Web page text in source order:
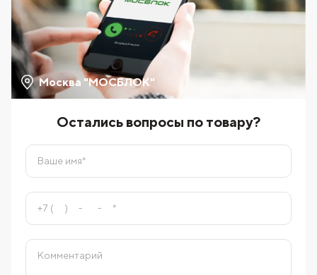
Москва "МОСБЛОК"
Остались вопросы по товару?